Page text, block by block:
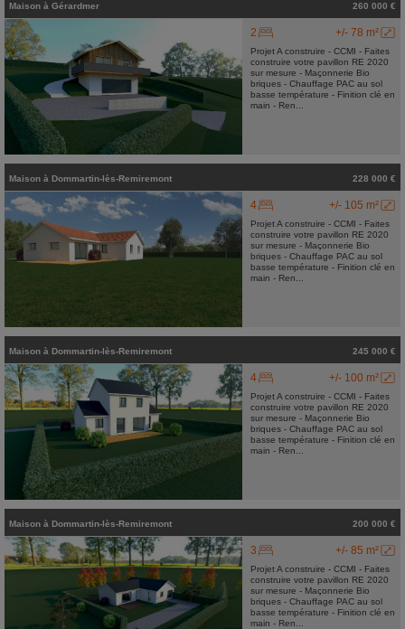
Maison à Gérardmer 260 000 €
+/- 78 m²
2
Projet A construire - CCMI - Faites
construire votre pavillon RE 2020
sur mesure - Maçonnerie Bio
briques - Chauffage PAC au sol
basse température - Finition clé en
main - Ren...
Maison à Dommartin-lès-Remiremont 228 000 €
+/- 105 m²
4
Projet A construire - CCMI - Faites
construire votre pavillon RE 2020
sur mesure - Maçonnerie Bio
briques - Chauffage PAC au sol
basse température - Finition clé en
main - Ren...
Maison à Dommartin-lès-Remiremont 245 000 €
+/- 100 m²
4
Projet A construire - CCMI - Faites
construire votre pavillon RE 2020
sur mesure - Maçonnerie Bio
briques - Chauffage PAC au sol
basse température - Finition clé en
main - Ren...
Maison à Dommartin-lès-Remiremont 200 000 €
+/- 85 m²
3
Projet A construire - CCMI - Faites
construire votre pavillon RE 2020
sur mesure - Maçonnerie Bio
briques - Chauffage PAC au sol
basse température - Finition clé en
main - Ren...